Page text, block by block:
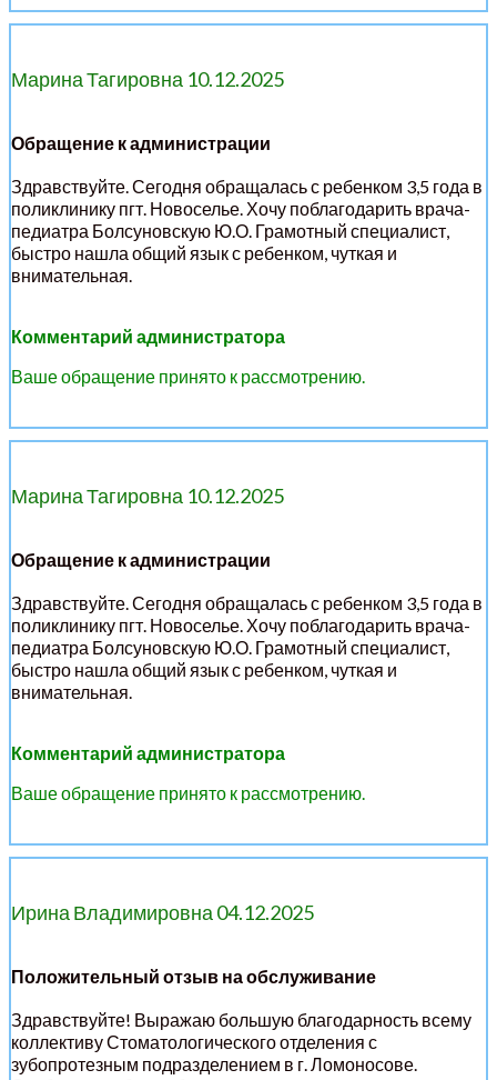
Марина Тагировна 10.12.2025
Обращение к администрации
Здравствуйте. Сегодня обращалась с ребенком 3,5 года в
поликлинику пгт. Новоселье. Хочу поблагодарить врача-
педиатра Болсуновскую Ю.О. Грамотный специалист,
быстро нашла общий язык с ребенком, чуткая и
внимательная.
Комментарий администратора
Ваше обращение принято к рассмотрению.
Марина Тагировна 10.12.2025
Обращение к администрации
Здравствуйте. Сегодня обращалась с ребенком 3,5 года в
поликлинику пгт. Новоселье. Хочу поблагодарить врача-
педиатра Болсуновскую Ю.О. Грамотный специалист,
быстро нашла общий язык с ребенком, чуткая и
внимательная.
Комментарий администратора
Ваше обращение принято к рассмотрению.
Ирина Владимировна 04.12.2025
Положительный отзыв на обслуживание
Здравствуйте! Выражаю большую благодарность всему
коллективу Стоматологического отделения с
зубопротезным подразделением в г. Ломоносове.